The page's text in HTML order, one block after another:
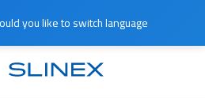
you like to switch language?
الرئيسية المنتجات